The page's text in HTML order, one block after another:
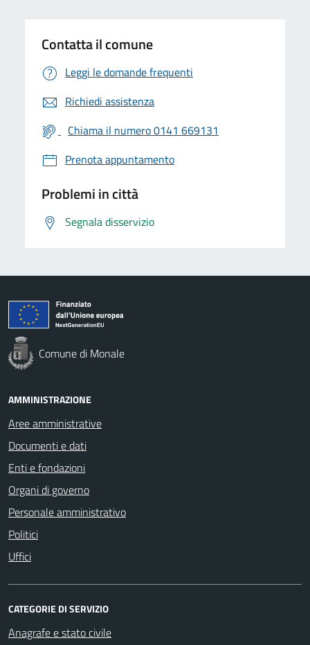
Contatta il comune
Leggi le domande frequenti
Richiedi assistenza
Chiama il numero 0141 669131
Prenota appuntamento
Problemi in città
Segnala disservizio
Comune di Monale
AMMINISTRAZIONE
Aree amministrative
Documenti e dati
Enti e fondazioni
Organi di governo
Personale amministrativo
Politici
Uffici
CATEGORIE DI SERVIZIO
Anagrafe e stato civile